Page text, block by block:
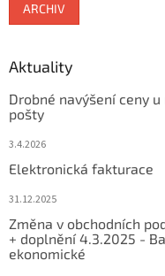
ARCHIV
Aktuality
Drobné navýšení ceny
pošty
3.4.2026
Elektronická fakturace
31.12.2025
Změna v obchodních
+ doplnění 4.3.2025 -
ekonomické